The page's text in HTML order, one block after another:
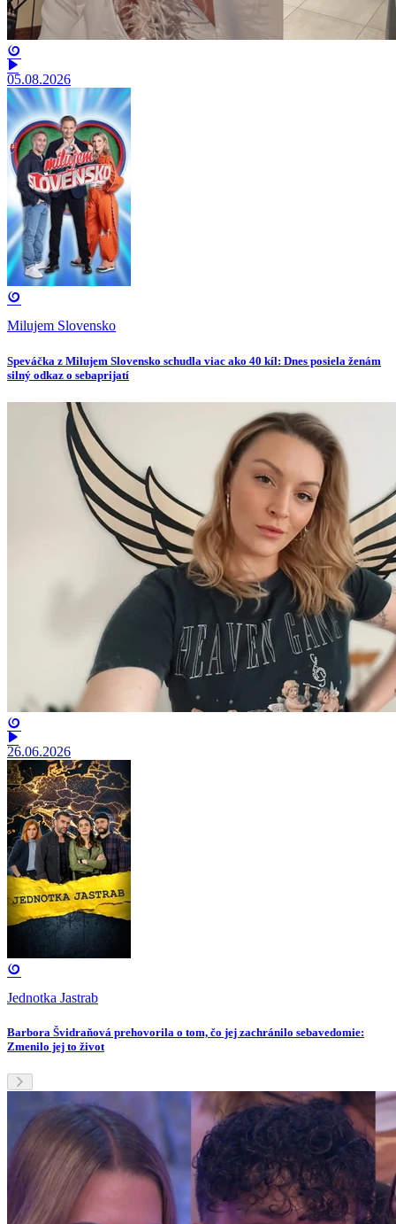
05.08.2026
Milujem Slovensko
Speváčka z Milujem Slovensko schudla viac ako 40 kíl: Dnes posiela ženám
silný odkaz o sebaprijatí
26.06.2026
Jednotka Jastrab
Barbora Švidraňová prehovorila o tom, čo jej zachránilo sebavedomie:
Zmenilo jej to život